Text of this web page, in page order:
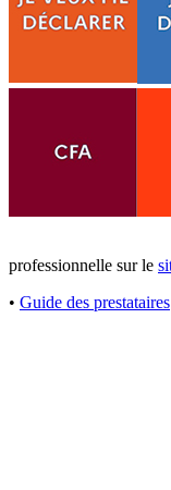
professionnelle sur le
• Guide des prestataires